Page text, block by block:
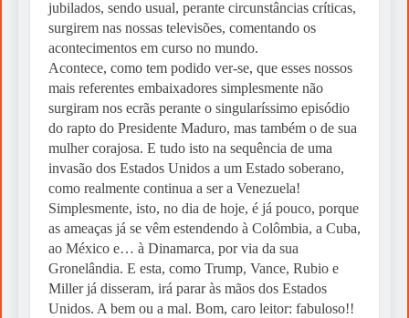
jubilados, sendo usual, perante circunstâncias críticas,
surgirem nas nossas televisões, comentando os
acontecimentos em curso no mundo.
Acontece, como tem podido ver-se, que esses nossos
mais referentes embaixadores simplesmente não
surgiram nos ecrãs perante o singularíssimo episódio
do rapto do Presidente Maduro, mas também o de sua
mulher corajosa. E tudo isto na sequência de uma
invasão dos Estados Unidos a um Estado soberano,
como realmente continua a ser a Venezuela!
Simplesmente, isto, no dia de hoje, é já pouco, porque
as ameaças já se vêm estendendo à Colômbia, a Cuba,
ao México e… à Dinamarca, por via da sua
Gronelândia. E esta, como Trump, Vance, Rubio e
Miller já disseram, irá parar às mãos dos Estados
Unidos. A bem ou a mal. Bom, caro leitor: fabuloso!!